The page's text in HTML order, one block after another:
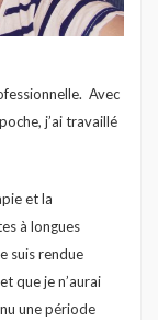
Avec
j’ai travaillé
et la
à longues
suis rendue
que je n’aurai
une période